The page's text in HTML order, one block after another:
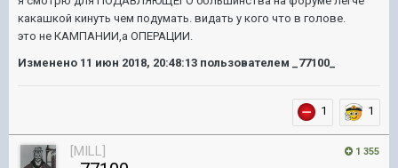
какашкой кинуть чем подумать. видать у кого что в голове.
это не КАМПАНИИ,а ОПЕРАЦИИ.
Изменено 11 июн 2018, 20:48:13 пользователем _77100_
1 1
1 355
[MILL]